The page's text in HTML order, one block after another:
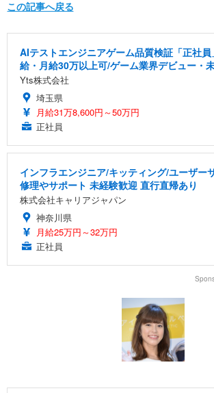
この記事へ戻る
AIテストエンジニアゲーム品質検証「正社
給・月給30万以上可/ゲーム業界デビュー・
Yts株式会社
埼玉県
月給31万8,600円～50万円
正社員
インフラエンジニア/キッティング/ユーザー
修理やサポート 未経験歓迎 直行直帰あり
株式会社キャリアジャパン
神奈川県
月給25万円～32万円
正社員